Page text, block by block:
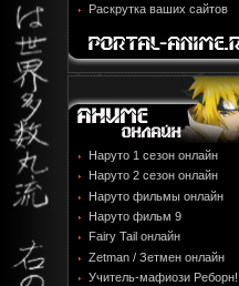
Раскрутка ваших сайтов
Наруто 1 сезон онлайн
Наруто 2 сезон онлайн
Наруто фильмы онлайн
Наруто фильм 9
Fairy Tail онлайн
Zetman / Зетмен онлайн
Учитель-мафиози Реборн!